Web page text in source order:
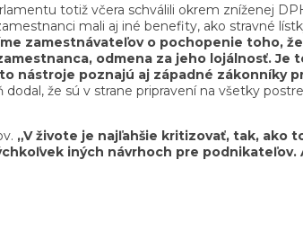
totiž včera schválili okrem zníženej
mali aj iné benefity, ako stravné
zamestnávateľov o pochopenie toho,
odmena za jeho lojálnosť. Je
nástroje poznajú aj západné zákonníky
že sú v strane pripravení na všetky
„V živote je najľahšie kritizovať, tak, ako
iných návrhoch pre podnikateľov.